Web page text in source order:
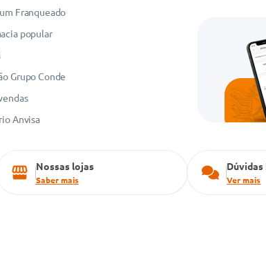
Franqueado
popular
Grupo Conde
Anvisa
Nossas lojas
Saber mais Ver mais